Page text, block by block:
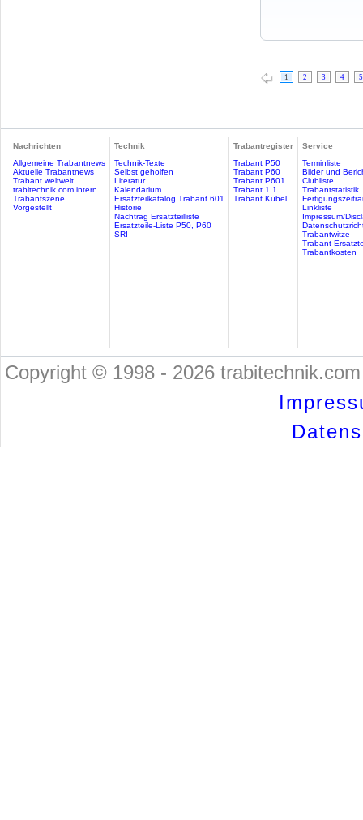
1 2 3 4 5
Nachrichten
Allgemeine Trabantnews
Aktuelle Trabantnews
Trabant weltweit
trabitechnik.com intern
Trabantszene
Vorgestellt
Technik
Technik-Texte
Selbst geholfen
Literatur
Kalendarium
Ersatzteilkatalog Trabant 601
Historie
Nachtrag Ersatzteilliste
Ersatzteile-Liste P50, P60
SRI
Trabantregister
Trabant P50
Trabant P60
Trabant P601
Trabant 1.1
Trabant Kübel
Service
Terminliste
Bilder und
Clubliste
Trabantstatistik
Linkliste
Impressum/
Trabantwitze
Trabant
Trabantkosten
Copyright © 1998 - 2026